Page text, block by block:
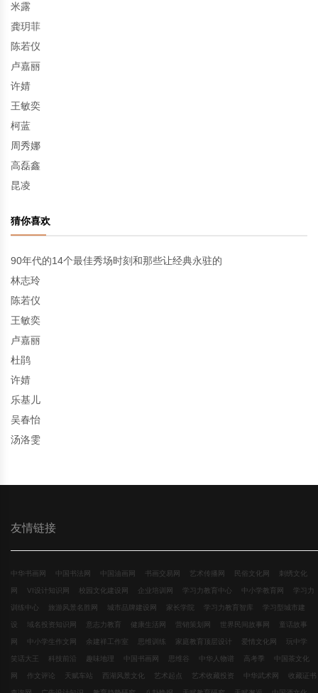
米露
龚玥菲
陈若仪
卢嘉丽
许婧
王敏奕
柯蓝
周秀娜
高磊鑫
昆凌
猜你喜欢
90年代的14个最佳秀场时刻和那些让经典永驻的
林志玲
陈若仪
王敏奕
卢嘉丽
杜鹃
许婧
乐基儿
吴春怡
汤洛雯
友情链接
中华书画网 中国书法网 中国油画网 书画交易网 艺术传播网 民俗文化网 刺绣文化
网 VI设计知识网 校园文化建设网 企业培训网 学习力教育中心 中小学教育网 学习力
训练中心 旅游风景名胜网 城市品牌建设网 家长学院 学习力教育智库 学习型城市建
设 域名投资知识网 意志力教育 健康生活网 营销策划网 世界民间故事网 童话故事
网 中小学生作文网 余建祥工作室 思维训练 家庭教育顶层设计 爱情文化网 玩中学
笑话大王 科技前沿 趣味地理 中国书画网 思维谷 中华人物谱 高考季 中国茶文化
网 作文评论 天赋车站 西湖风景文化 艺术起点 艺术收藏投资 中华武术网 收藏证书